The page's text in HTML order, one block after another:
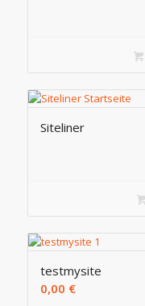
Siteliner
testmysite
0,00 €